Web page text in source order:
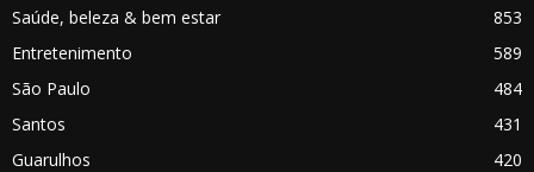
Saúde, beleza & bem estar
853
Entretenimento
589
São Paulo
484
Santos
431
Guarulhos
420